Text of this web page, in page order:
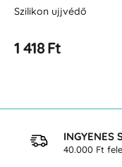
Szilikon hüvelykujj védő
1 893 Ft
INGYENES
40.000 Ft